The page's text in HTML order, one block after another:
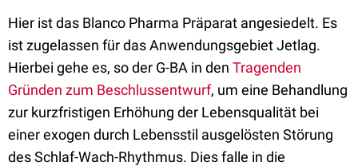
Hier ist das Blanco Pharma Präparat angesiedelt. Es
ist zugelassen für das Anwendungsgebiet Jetlag.
Hierbei gehe es, so der G-BA in den Tragenden
Gründen zum Beschlussentwurf, um eine Behandlung
zur kurzfristigen Erhöhung der Lebensqualität bei
einer exogen durch Lebensstil ausgelösten Störung
des Schlaf-Wach-Rhythmus. Dies falle in die